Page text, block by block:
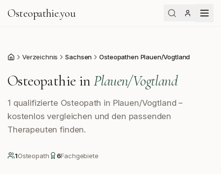
Osteopathie.you
Start Verzeichnis Sachsen Osteopathen Plauen/Vogtland
Osteopathie inPlauen/Vogtland
1 qualifizierte Osteopath in Plauen/Vogtland –
kostenlos vergleichen und den passenden
Therapeuten finden.
1Osteopath 6Fachgebiete